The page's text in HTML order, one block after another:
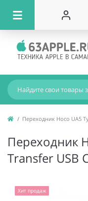
Переходник Hoco UA5
Переходник
Transfer USB
Хит продаж